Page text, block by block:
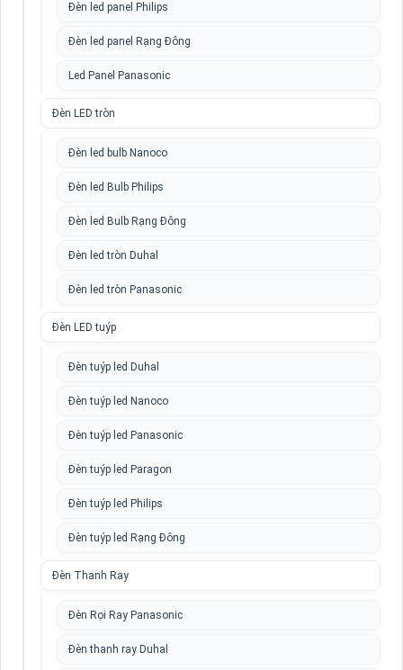
Đèn led panel Philips
Đèn led panel Rạng Đông
Led Panel Panasonic
Đèn LED tròn
Đèn led bulb Nanoco
Đèn led Bulb Philips
Đèn led Bulb Rạng Đông
Đèn led tròn Duhal
Đèn led tròn Panasonic
Đèn LED tuýp
Đèn tuýp led Duhal
Đèn tuýp led Nanoco
Đèn tuýp led Panasonic
Đèn tuýp led Paragon
Đèn tuýp led Philips
Đèn tuýp led Rạng Đông
Đèn Thanh Ray
Đèn Rọi Ray Panasonic
Đèn thanh ray Duhal